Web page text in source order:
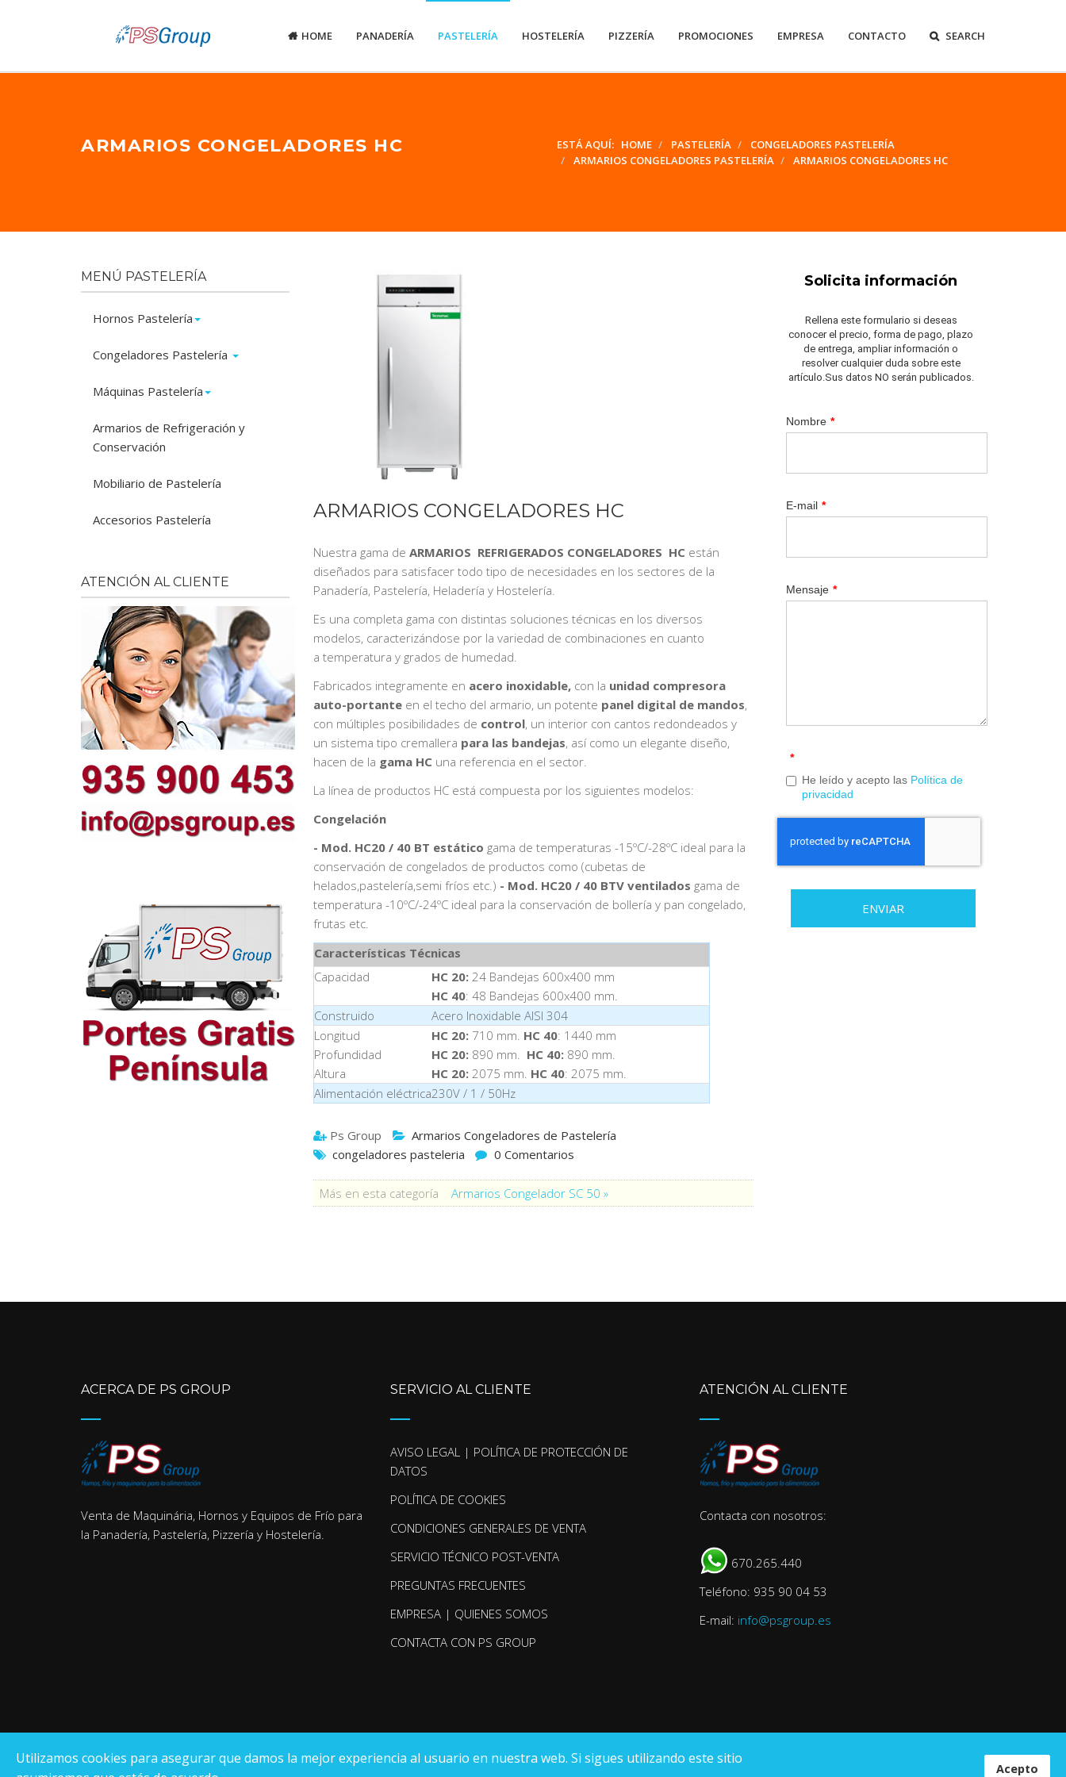
HOME PANADERÍA PASTELERÍA HOSTELERÍA PIZZERÍA PROMOCIONES EMPRESA CONTACTO SEARCH
ARMARIOS CONGELADORES HC ESTÁ AQUÍ: HOME PASTELERÍA
CONGELADORES PASTELERÍA
ARMARIOS CONGELADORES PASTELERÍA
ARMARIOS CONGELADORES HC
ARMARIOS CONGELADORES HC
Nuestra gama de ARMARIOS REFRIGERADOS CONGELADORES HC están
diseñados para satisfacer todo tipo de necesidades en los sectores de la
Panadería, Pastelería, Heladería y Hostelería.
Es una completa gama con distintas soluciones técnicas en los diversos
modelos, caracterizándose por la variedad de combinaciones en cuanto
a temperatura y grados de humedad.
Fabricados integramente en acero inoxidable,con la unidad compresora
auto-portanteen el techo del armario, un potente panel digital de mandos,
con múltiples posibilidades de control, un interior con cantos redondeados y
un sistema tipo cremallera para las bandejas, así como un elegante diseño,
hacen de la gama HC una referencia en el sector.
La línea de productos HC está compuesta por los siguientes modelos:
Congelación
- Mod. HC20/ 40 BT estático gama de temperaturas -15ºC/-28ºC ideal para la
conservación de congelados de productos como (cubetas de
helados,pastelería,semi fríos etc.) - Mod. HC20/ 40 BTV ventilados gama de
temperatura -10ºC/-24ºC ideal para la conservación de bollería y pan congelado,
frutas etc.
Características Técnicas
Capacidad
HC 20:24 Bandejas 600x400 mm
HC 40: 48 Bandejas 600x400 mm.
Construido
Acero Inoxidable AISI 304
Longitud
Profundidad
Altura
HC 20:710 mm. HC 40: 1440 mm
HC 20: 890 mm. HC 40: 890 mm.
HC 20:2075 mm. HC 40: 2075 mm.
Alimentación eléctrica230V / 1 / 50Hz
Ps Group
Armarios Congeladores de Pastelería
congeladores pasteleria
0 Comentarios
Más en esta categoría Armarios Congelador SC 50 »
MENÚ PASTELERÍA
Hornos Pastelería
Congeladores Pastelería
Máquinas Pastelería
Armarios de Refrigeración y
Conservación
Mobiliario de Pastelería
Accesorios Pastelería
ATENCIÓN AL CLIENTE
Solicita información
Rellena este formulario si deseas
conocer el precio, forma de pago, plazo
de entrega, ampliar información o
resolver cualquier duda sobre este
artículo.Sus datos NO serán publicados.
Nombre *
E-mail *
Mensaje *
*
He leído y acepto las Política de
privacidad
ENVIAR
ACERCA DE PS GROUP
Venta de Maquinária, Hornos y Equipos de Frío para
la Panadería, Pastelería, Pizzería y Hostelería.
SERVICIO AL CLIENTE
AVISO LEGAL | POLÍTICA DE PROTECCIÓN DE
DATOS
POLÍTICA DE COOKIES
CONDICIONES GENERALES DE VENTA
SERVICIO TÉCNICO POST-VENTA
PREGUNTAS FRECUENTES
EMPRESA | QUIENES SOMOS
CONTACTA CON PS GROUP
ATENCIÓN AL CLIENTE
Contacta con nosotros:
670.265.440
Teléfono: 935 90 04 53
E-mail: info@psgroup.es
Pantrade Servinpa Group S.L.
Utilizamos cookies para asegurar que damos la mejor experiencia al usuario en nuestra web. Si sigues utilizando este sitio
Acepto